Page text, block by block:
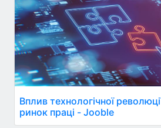
Вплив технологічної
ринок праці - Jooble